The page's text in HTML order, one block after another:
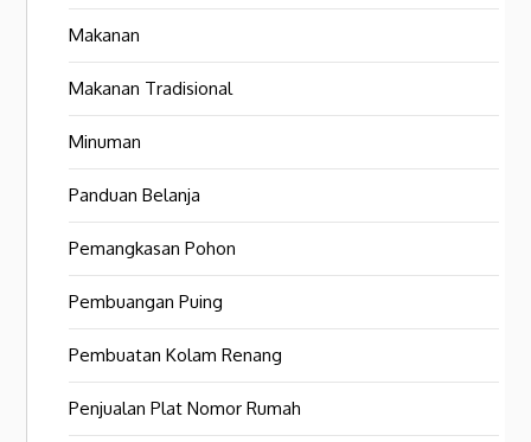
Makanan
Makanan Tradisional
Minuman
Panduan Belanja
Pemangkasan Pohon
Pembuangan Puing
Pembuatan Kolam Renang
Penjualan Plat Nomor Rumah